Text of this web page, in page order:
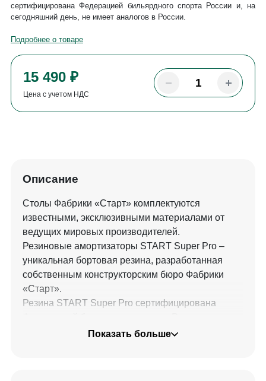
15 490 ₽
Цена с учетом НДС
сертифицирована Федерацией бильярдного спорта России и, на
сегодняшний день, не имеет аналогов в России.
Подробнее о товаре
Описание
Столы Фабрики «Старт» комплектуются
известными, эксклюзивными материалами от
ведущих мировых производителей.
Резиновые амортизаторы START Super Pro –
уникальная бортовая резина, разработанная
собственным конструкторским бюро Фабрики
«Старт».
Резина START Super Pro сертифицирована
сегодняшний день, не имеет аналогов в России.
Показать больше